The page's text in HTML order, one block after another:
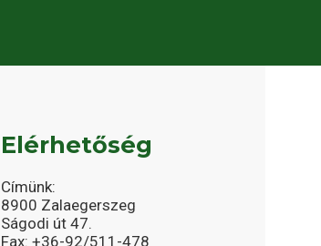
Elérhetőség
Címünk:
8900 Zalaegerszeg
Ságodi út 47.
Fax: +36-92/511-478